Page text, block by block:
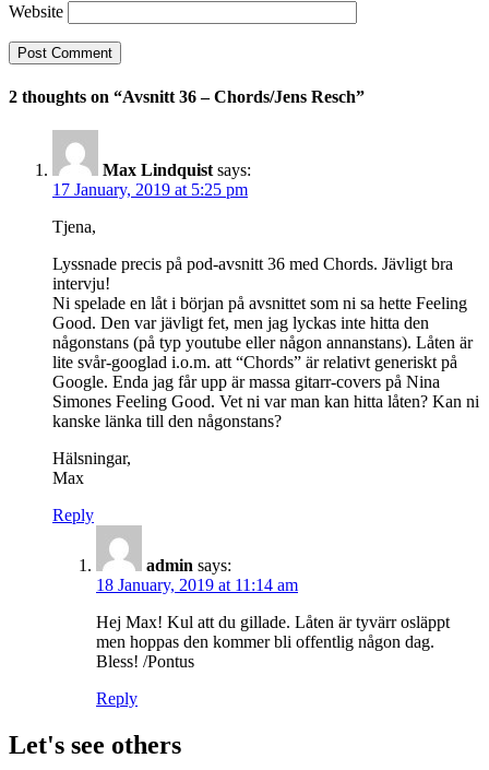
Website
2 thoughts on “Avsnitt 36 – Chords/Jens Resch”
Max Lindquist says:
17 January, 2019 at 5:25 pm
Tjena,
Lyssnade precis på pod-avsnitt 36 med Chords. Jävligt bra
intervju!
Ni spelade en låt i början på avsnittet som ni sa hette Feeling
Good. Den var jävligt fet, men jag lyckas inte hitta den
någonstans (på typ youtube eller någon annanstans). Låten är
lite svår-googlad i.o.m. att “Chords” är relativt generiskt på
Google. Enda jag får upp är massa gitarr-covers på Nina
Simones Feeling Good. Vet ni var man kan hitta låten? Kan ni
kanske länka till den någonstans?
Hälsningar,
Max
Reply
admin says:
18 January, 2019 at 11:14 am
Hej Max! Kul att du gillade. Låten är tyvärr osläppt
men hoppas den kommer bli offentlig någon dag.
Bless! /Pontus
Reply
Let's see others